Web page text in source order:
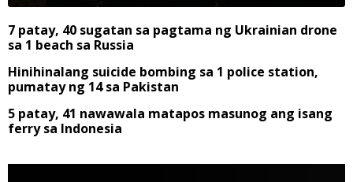
7 patay, 40 sugatan sa pagtama ng Ukrainian drone
sa 1 beach sa Russia
Hinihinalang suicide bombing sa 1 police station,
pumatay ng 14 sa Pakistan
5 patay, 41 nawawala matapos masunog ang isang
ferry sa Indonesia